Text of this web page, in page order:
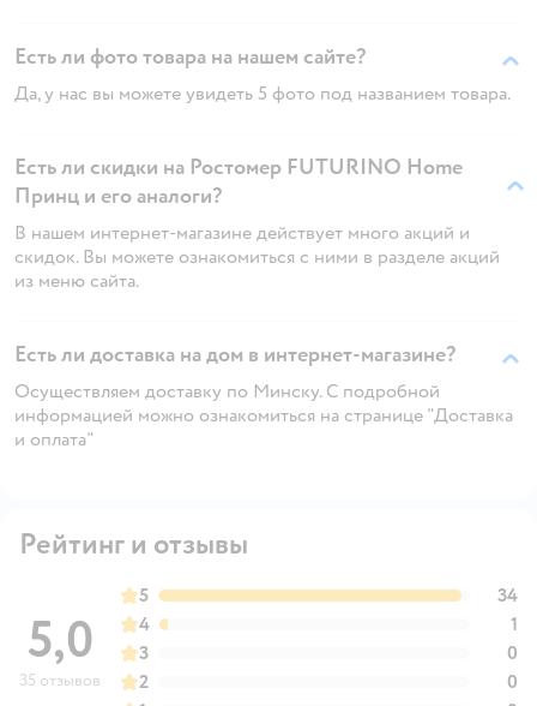
Есть ли фото товара на нашем сайте?
Да, у нас вы можете увидеть 5 фото под названием товара.
Есть ли скидки на Ростомер FUTURINO Home
Принц и его аналоги?
В нашем интернет-магазине действует много акций и
скидок. Вы можете ознакомиться с ними в разделе акций
из меню сайта.
Есть ли доставка на дом в интернет-магазине?
Осуществляем доставку по Минску. С подробной
информацией можно ознакомиться на странице "Доставка
и оплата"
Рейтинг и отзывы
5,0
35 отзывов
5
34
4
1
3
0
2
0